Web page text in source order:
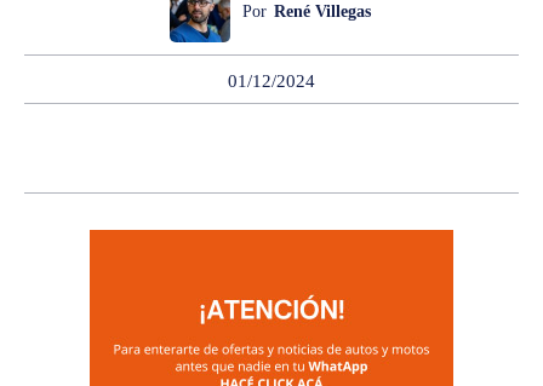
Por René Villegas
01/12/2024